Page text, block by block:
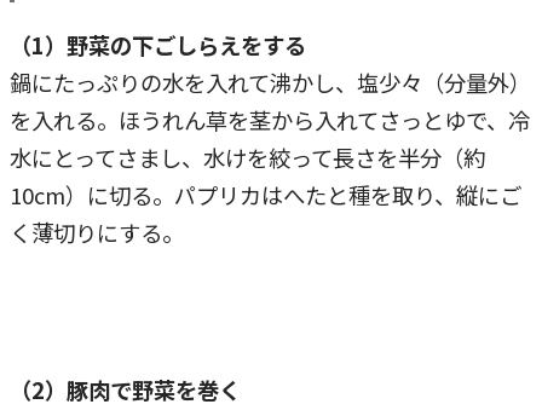
（1）野菜の下ごしらえをする
鍋にたっぷりの水を入れて沸かし、塩少々（分量外）
を入れる。ほうれん草を茎から入れてさっとゆで、冷
水にとってさまし、水けを絞って長さを半分（約
10cm）に切る。パプリカはへたと種を取り、縦にご
く薄切りにする。
（2）豚肉で野菜を巻く